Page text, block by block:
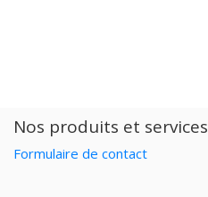
Nos produits et services
Formulaire de contact